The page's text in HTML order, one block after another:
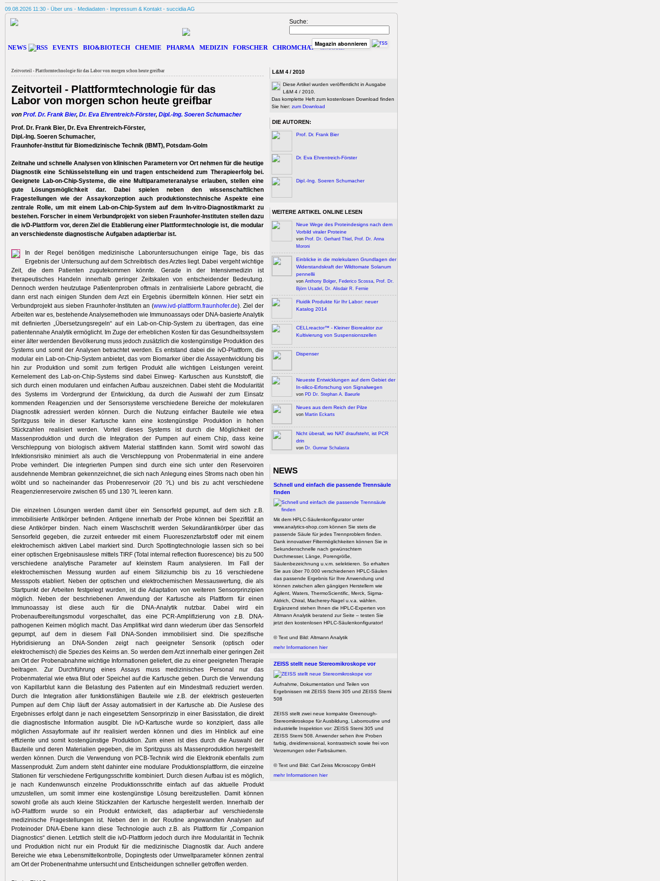
09.08.2026 11:30 - Über uns - Mediadaten - Impressum & Kontakt - succidia AG
Suche:
Magazin abonnieren
NEWS EVENTS BIO&BIOTECH CHEMIE PHARMA MEDIZIN FORSCHER CHROMCHAT &MORE
Zeitvorteil - Plattformtechnologie für das Labor von morgen schon heute greifbar
Zeitvorteil - Plattformtechnologie für das
Labor von morgen schon heute greifbar
von Prof. Dr. Frank Bier, Dr. Eva Ehrentreich-Förster, Dipl.-Ing. Soeren Schumacher
Prof. Dr. Frank Bier, Dr. Eva Ehrentreich-Förster,
Dipl.-Ing. Soeren Schumacher,
Fraunhofer-Institut für Biomedizinische Technik (IBMT), Potsdam-Golm
Zeitnahe und schnelle Analysen von klinischen Parametern vor Ort nehmen für die heutige
Diagnostik eine Schlüsselstellung ein und tragen entscheidend zum Therapieerfolg bei.
Geeignete Lab-on-Chip-Systeme, die eine Multiparameteranalyse erlauben, stellen eine
gute Lösungsmöglichkeit dar. Dabei spielen neben den wissenschaftlichen
Fragestellungen wie der Assaykonzeption auch produktionstechnische Aspekte eine
zentrale Rolle, um mit einem Lab-on-Chip-System auf dem In-vitro-Diagnostikmarkt zu
bestehen. Forscher in einem Verbundprojekt von sieben Fraunhofer-Instituten stellen dazu
die ivD-Plattform vor, deren Ziel die Etablierung einer Plattformtechnologie ist, die modular
an verschiedenste diagnostische Aufgaben adaptierbar ist.
In der Regel benötigen medizinische Laboruntersuchungen einige Tage, bis das
Ergebnis der Untersuchung auf dem Schreibtisch des Arztes liegt. Dabei vergeht wichtige
Zeit, die dem Patienten zugutekommen könnte. Gerade in der Intensivmedizin ist
therapeutisches Handeln innerhalb geringer Zeitskalen von entscheidender Bedeutung.
Dennoch werden heutzutage Patientenproben oftmals in zentralisierte Labore gebracht, die
dann erst nach einigen Stunden dem Arzt ein Ergebnis übermitteln können. Hier setzt ein
Verbundprojekt aus sieben Fraunhofer-Instituten an (www.ivd-plattform.fraunhofer.de). Ziel der
Arbeiten war es, bestehende Analysemethoden wie Immunoassays oder DNA-basierte Analytik
mit definierten „Übersetzungsregeln“ auf ein Lab-on-Chip-System zu übertragen, das eine
patientennahe Analytik ermöglicht. Im Zuge der erheblichen Kosten für das Gesundheitssystem
einer älter werdenden Bevölkerung muss jedoch zusätzlich die kostengünstige Produktion des
Systems und somit der Analysen betrachtet werden. Es entstand dabei die ivD-Plattform, die
modular ein Lab-on-Chip-System anbietet, das vom Biomarker über die Assayentwicklung bis
hin zur Produktion und somit zum fertigen Produkt alle wichtigen Leistungen vereint.
Kernelement des Lab-on-Chip-Systems sind dabei Einweg- Kartuschen aus Kunststoff, die
sich durch einen modularen und einfachen Aufbau auszeichnen. Dabei steht die Modularität
des Systems im Vordergrund der Entwicklung, da durch die Auswahl der zum Einsatz
kommenden Reagenzien und der Sensorsysteme verschiedene Bereiche der molekularen
Diagnostik adressiert werden können. Durch die Nutzung einfacher Bauteile wie etwa
Spritzguss teile in dieser Kartusche kann eine kostengünstige Produktion in hohen
Stückzahlen realisiert werden. Vorteil dieses Systems ist durch die Möglichkeit der
Massenproduktion und durch die Integration der Pumpen auf einem Chip, dass keine
Verschleppung von biologisch aktivem Material stattfinden kann. Somit wird sowohl das
Infektionsrisiko minimiert als auch die Verschleppung von Probenmaterial in eine andere
Probe verhindert. Die integrierten Pumpen sind durch eine sich unter den Reservoiren
ausdehnende Membran gekennzeichnet, die sich nach Anlegung eines Stroms nach oben hin
wölbt und so nacheinander das Probenreservoir (20 ?L) und bis zu acht verschiedene
Reagenzienreservoire zwischen 65 und 130 ?L leeren kann.
Die einzelnen Lösungen werden damit über ein Sensorfeld gepumpt, auf dem sich z.B.
immobilisierte Antikörper befinden. Antigene innerhalb der Probe können bei Spezifität an
diese Antikörper binden. Nach einem Waschschritt werden Sekundärantikörper über das
Sensorfeld gegeben, die zurzeit entweder mit einem Fluoreszenzfarbstoff oder mit einem
elektrochemisch aktiven Label markiert sind. Durch Spottingtechnologie lassen sich so bei
einer optischen Ergebnisauslese mittels TIRF (Total internal reflection fluorescence) bis zu 500
verschiedene analytische Parameter auf kleinstem Raum analysieren. Im Fall der
elektrochemischen Messung wurden auf einem Siliziumchip bis zu 16 verschiedene
Messspots etabliert. Neben der optischen und elektrochemischen Messauswertung, die als
Startpunkt der Arbeiten festgelegt wurden, ist die Adaptation von weiteren Sensorprinzipien
möglich. Neben der beschriebenen Anwendung der Kartusche als Plattform für einen
Immunoassay ist diese auch für die DNA-Analytik nutzbar. Dabei wird ein
Probenaufbereitungsmodul vorgeschaltet, das eine PCR-Amplifizierung von z.B. DNA-
pathogenen Keimen möglich macht. Das Amplifikat wird dann wiederum über das Sensorfeld
gepumpt, auf dem in diesem Fall DNA-Sonden immobilisiert sind. Die spezifische
Hybridisierung an DNA-Sonden zeigt nach geeigneter Sensorik (optisch oder
elektrochemisch) die Spezies des Keims an. So werden dem Arzt innerhalb einer geringen Zeit
am Ort der Probenabnahme wichtige Informationen geliefert, die zu einer geeigneten Therapie
beitragen. Zur Durchführung eines Assays muss medizinisches Personal nur das
Probenmaterial wie etwa Blut oder Speichel auf die Kartusche geben. Durch die Verwendung
von Kapillarblut kann die Belastung des Patienten auf ein Mindestmaß reduziert werden.
Durch die Integration aller funktionsfähigen Bauteile wie z.B. der elektrisch gesteuerten
Pumpen auf dem Chip läuft der Assay automatisiert in der Kartusche ab. Die Auslese des
Ergebnisses erfolgt dann je nach eingesetztem Sensorprinzip in einer Basisstation, die direkt
die diagnostische Information ausgibt. Die ivD-Kartusche wurde so konzipiert, dass alle
möglichen Assayformate auf ihr realisiert werden können und dies im Hinblick auf eine
effiziente und somit kostengünstige Produktion. Zum einen ist dies durch die Auswahl der
Bauteile und deren Materialien gegeben, die im Spritzguss als Massenproduktion hergestellt
werden können. Durch die Verwendung von PCB-Technik wird die Elektronik ebenfalls zum
Massenprodukt. Zum andern steht dahinter eine modulare Produktionsplattform, die einzelne
Stationen für verschiedene Fertigungsschritte kombiniert. Durch diesen Aufbau ist es möglich,
je nach Kundenwunsch einzelne Produktionsschritte einfach auf das aktuelle Produkt
umzustellen, um somit immer eine kostengünstige Lösung bereitzustellen. Damit können
sowohl große als auch kleine Stückzahlen der Kartusche hergestellt werden. Innerhalb der
ivD-Plattform wurde so ein Produkt entwickelt, das adaptierbar auf verschiedenste
medizinische Fragestellungen ist. Neben den in der Routine angewandten Analysen auf
Proteinoder DNA-Ebene kann diese Technologie auch z.B. als Plattform für „Companion
Diagnostics“ dienen. Letztlich stellt die ivD-Plattform jedoch durch ihre Modularität in Technik
und Produktion nicht nur ein Produkt für die medizinische Diagnostik dar. Auch andere
Bereiche wie etwa Lebensmittelkontrolle, Dopingtests oder Umweltparameter können zentral
am Ort der Probenentnahme untersucht und Entscheidungen schneller getroffen werden.
L&M 4 / 2010
Diese Artikel wurden veröffentlicht in Ausgabe
L&M 4 / 2010.
Das komplette Heft zum kostenlosen Download finden
Sie hier: zum Download
DIE AUTOREN:
Prof. Dr. Frank Bier
Dr. Eva Ehrentreich-Förster
Dipl.-Ing. Soeren Schumacher
WEITERE ARTIKEL ONLINE LESEN
Neue Wege des Proteindesigns nach dem
Vorbild viraler Proteine
von Prof. Dr. Gerhard Thiel , Prof. Dr. Anna
Moroni
Einblicke in die molekularen Grundlagen der
Widerstandskraft der Wildtomate Solanum
pennellii
von Anthony Bolger, Federico Scossa, Prof. Dr.
Björn Usadel , Dr. Alisdair R. Fernie
Fluidik Produkte für Ihr Labor: neuer
Katalog 2014
CELLreactor™ - Kleiner Bioreaktor zur
Kultivierung von Suspensionszellen
Dispenser
Neueste Entwicklungen auf dem Gebiet der
In-silico-Erforschung von Signalwegen
von PD Dr. Stephan A. Baeurle
Neues aus dem Reich der Pilze
von Martin Eckarts
Nicht überall, wo NAT draufsteht, ist PCR
drin
von Dr. Gunnar Schalasta
NEWS
Schnell und einfach die passende Trennsäule
finden
Mit dem HPLC-Säulenkonfigurator unter
www.analytics-shop.com können Sie stets die
passende Säule für jedes Trennproblem finden.
Dank innovativer Filtermöglichkeiten können Sie in
Sekundenschnelle nach gewünschtem
Durchmesser, Länge, Porengröße,
Säulenbezeichnung u.v.m. selektieren. So erhalten
Sie aus über 70.000 verschiedenen HPLC-Säulen
das passende Ergebnis für Ihre Anwendung und
können zwischen allen gängigen Herstellern wie
Agilent, Waters, ThermoScientific, Merck, Sigma-
Aldrich, Chiral, Macherey-Nagel u.v.a. wählen.
Ergänzend stehen Ihnen die HPLC-Experten von
Altmann Analytik beratend zur Seite – testen Sie
jetzt den kostenlosen HPLC-Säulenkonfigurator!
© Text und Bild: Altmann Analytik
mehr Informationen hier
ZEISS stellt neue Stereomikroskope vor
Aufnahme, Dokumentation und Teilen von
Ergebnissen mit ZEISS Stemi 305 und ZEISS Stemi
508
ZEISS stellt zwei neue kompakte Greenough-
Stereomikroskope für Ausbildung, Laborroutine und
industrielle Inspektion vor: ZEISS Stemi 305 und
ZEISS Stemi 508. Anwender sehen ihre Proben
farbig, dreidimensional, kontrastreich sowie frei von
Verzerrungen oder Farbsäumen.
© Text und Bild: Carl Zeiss Microscopy GmbH
mehr Informationen hier